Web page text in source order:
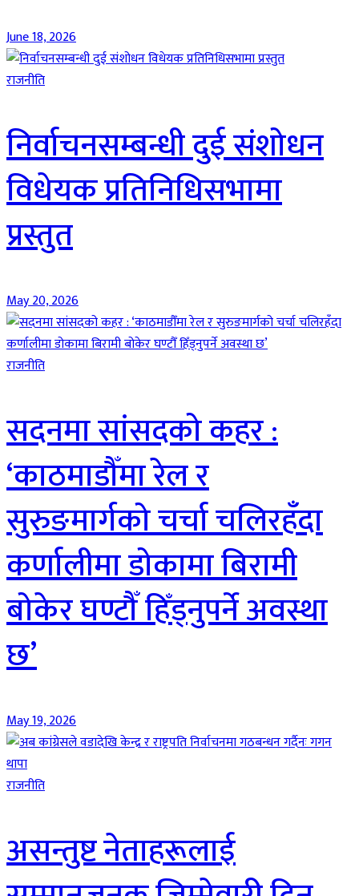
June 18, 2026
राजनीति
निर्वाचनसम्बन्धी दुई संशोधन
विधेयक प्रतिनिधिसभामा
प्रस्तुत
May 20, 2026
राजनीति
सदनमा सांसदको कहर :
‘काठमाडौँमा रेल र
सुरुङमार्गको चर्चा चलिरहँदा
कर्णालीमा डोकामा बिरामी
बोकेर घण्टौँ हिँड्नुपर्ने अवस्था
छ’
May 19, 2026
राजनीति
असन्तुष्ट नेताहरूलाई